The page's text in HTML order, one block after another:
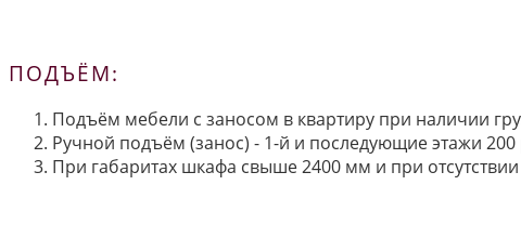
ПОДЪЁМ:
Подъём мебели с заносом в квартиру при наличии
Ручной подъём (занос) - 1-й и последующие этажи 200
При габаритах шкафа свыше 2400 мм и при